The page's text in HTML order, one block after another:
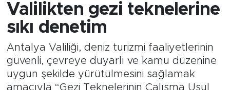
Valilikten gezi teknelerine
sıkı denetim
Antalya Valiliği, deniz turizmi faaliyetlerinin
güvenli, çevreye duyarlı ve kamu düzenine
uygun şekilde yürütülmesini sağlamak
amacıyla “Gezi Teknelerinin Çalışma Usul
Gündem
İlçeler
Kültür- Sanat
Magazin
Tüm Manşetler
Son Dakika Haberleri
Haber Arşivi